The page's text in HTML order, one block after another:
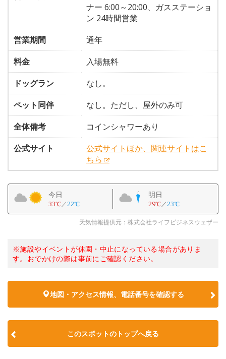
ナー 6:00～20:00、ガスステーショ
ン 24時間営業
営業期間
通年
料金
入場無料
ドッグラン
なし。
ペット同伴
なし。ただし、屋外のみ可
全体備考
コインシャワーあり
公式サイト
公式サイトほか、関連サイトはこ
ちら
今日
33℃／22℃
明日
29℃／23℃
天気情報提供元：株式会社ライフビジネスウェザー
※施設やイベントが休園・中止になっている場合がありま
す。おでかけの際は事前にご確認ください。
地図・アクセス情報、電話番号を確認する
このスポットのトップへ戻る